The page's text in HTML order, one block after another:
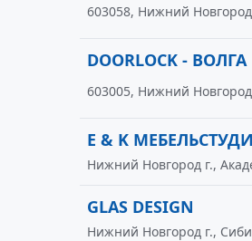
603058, Нижний
DOORLOCK - ВОЛГА
603005, Нижний
E & K
Нижний Новгород г.,
GLAS DESIGN
Нижний Новгород г.,